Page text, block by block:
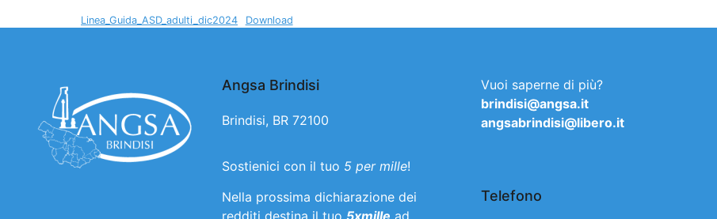
Linea_Guida_ASD_adulti_dic2024 Download
Angsa Brindisi
Brindisi, BR 72100
Sostienici con il tuo 5 per mille!
Nella prossima dichiarazione dei
redditi destina il tuo 5xmille ad
Vuoi saperne di più?
brindisi@angsa.it
angsabrindisi@libero.it
Telefono